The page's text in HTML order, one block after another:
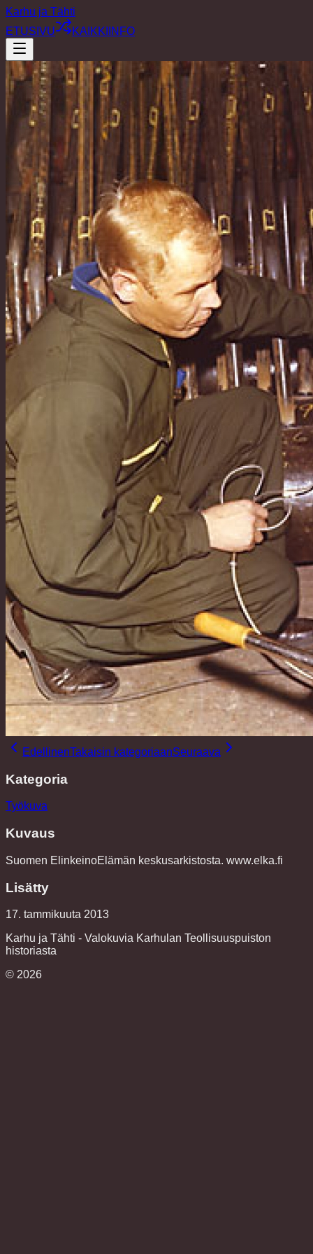
Karhu ja Tähti
ETUSIVU
KAIKKI INFO
EdellinenTakaisin kategoriaanSeuraava
Kategoria
Työkuva
Kuvaus
Suomen ElinkeinoElämän keskusarkistosta. www.elka.fi
Lisätty
17. tammikuuta 2013
Karhu ja Tähti - Valokuvia Karhulan Teollisuuspuiston
historiasta
© 2026